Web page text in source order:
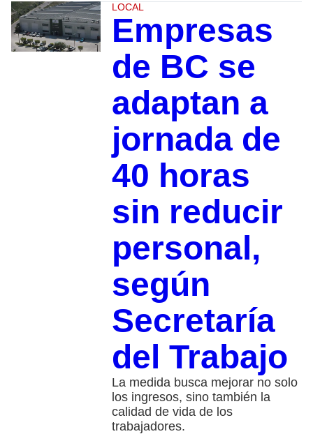
LOCAL
Empresas
de BC se
adaptan a
jornada de
40 horas
sin reducir
personal,
según
Secretaría
del Trabajo
La medida busca mejorar no solo
los ingresos, sino también la
calidad de vida de los
trabajadores.